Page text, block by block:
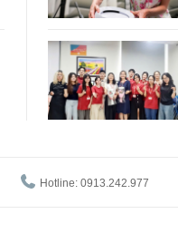
Hotline: 0913.242.977